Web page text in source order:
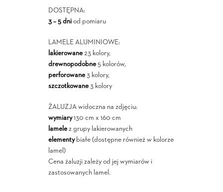
DOSTĘPNA:
3 – 5 dniod pomiaru
LAMELE ALUMINIOWE:
lakierowane23 kolory,
drewnopodobne5 kolorów,
perforowane3 kolory,
szczotkowane3 kolory
ŻALUZJA widoczna na zdjęciu:
wymiary130 cm x 160 cm
lamelez grupy lakierowanych
elementybiałe (dostępne również w kolorze
lamel)
Cena żaluzji zależy od jej wymiarów i
zastosowanych lamel.